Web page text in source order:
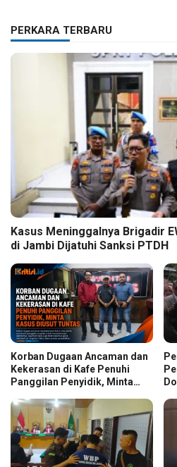
PERKARA TERBARU
Kasus Meninggalnya Brigadir
di Jambi Dijatuhi Sanksi PTDH
Korban Dugaan Ancaman dan
Kekerasan di Kafe Penuhi
Panggilan Penyidik, Minta